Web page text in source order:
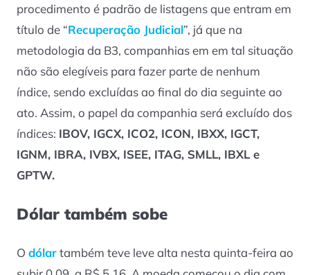
procedimento é padrão de listagens que entram em
título de “Recuperação Judicial”, já que na
metodologia da B3, companhias em em tal situação
não são elegíveis para fazer parte de nenhum
índice, sendo excluídas ao final do dia seguinte ao
ato. Assim, o papel da companhia será excluído dos
índices: IBOV, IGCX, ICO2, ICON, IBXX, IGCT,
IGNM, IBRA, IVBX, ISEE, ITAG, SMLL, IBXL e
GPTW.
Dólar também sobe
O dólartambém teve leve alta nesta quinta-feira ao